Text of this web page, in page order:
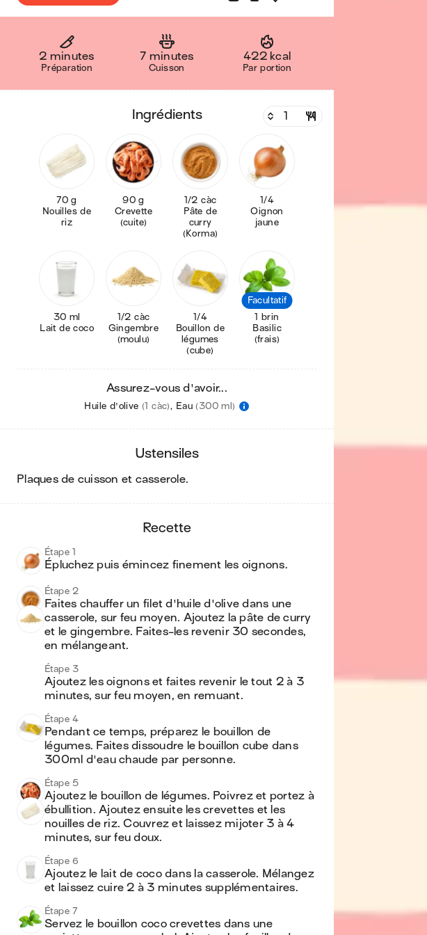
2 minutes
Préparation
7 minutes
Cuisson
422 kcal
Par portion
ingrédients
70 g
Nouilles de
riz
90 g
Crevette
(cuite)
1/2 càc
Pâte de
curry
(Korma)
1/4
Oignon
jaune
30 ml
Lait de coco
1/2 càc
Gingembre
(moulu)
1/4
Bouillon de
légumes
(cube)
Facultatif
1 brin
Basilic
(frais)
Assurez-vous d'avoir...
Huile d'olive (1 càc), Eau (300 ml)
ustensiles
plaques de cuisson et casserole.
recette
Étape 1
Épluchez puis émincez finement les oignons.
Étape 2
Faites chauffer un filet d'huile d'olive dans une
casserole, sur feu moyen. Ajoutez la pâte de curry
et le gingembre. Faites-les revenir 30 secondes,
en mélangeant.
Étape 3
Ajoutez les oignons et faites revenir le tout 2 à 3
minutes, sur feu moyen, en remuant.
Étape 4
Pendant ce temps, préparez le bouillon de
légumes. Faites dissoudre le bouillon cube dans
300ml d'eau chaude par personne.
Étape 5
Ajoutez le bouillon de légumes. Poivrez et portez à
ébullition. Ajoutez ensuite les crevettes et les
nouilles de riz. Couvrez et laissez mijoter 3 à 4
minutes, sur feu doux.
Étape 6
Ajoutez le lait de coco dans la casserole. Mélangez
et laissez cuire 2 à 3 minutes supplémentaires.
Étape 7
Servez le bouillon coco crevettes dans une